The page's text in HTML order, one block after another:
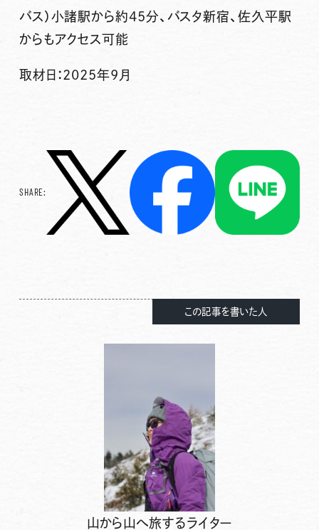
バス）小諸駅から約45分、バスタ新宿、佐久平駅
からもアクセス可能
取材日：2025年9月
SHARE:
この記事を書いた人
山から山へ旅するライター